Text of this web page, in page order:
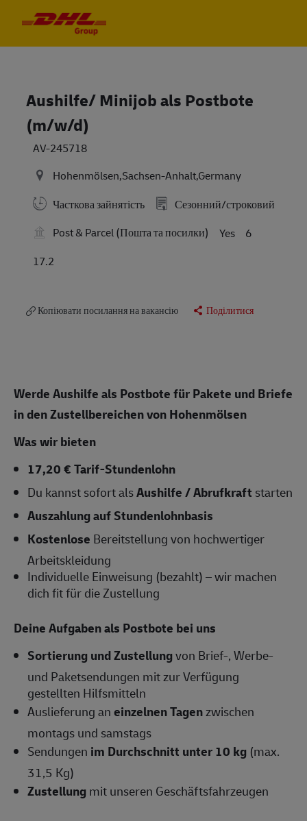
Aushilfe/ Minijob als Postbote
(m/w/d)
AV-245718
Hohenmölsen,Sachsen-Anhalt,Germany
Часткова зайнятість
Сезонний/строковий
Post & Parcel (Пошта та посилки)
Yes
6
17.2
Копіювати посилання на вакансію Поділитися
Werde Aushilfe als Postbote für Pakete und Briefe
in den Zustellbereichen von Hohenmölsen
Was wir bieten
17,20 € Tarif-Stundenlohn
Du kannst sofort alsAushilfe / Abrufkraft starten
Auszahlung auf Stundenlohnbasis
Kostenlose Bereitstellung von hochwertiger
Arbeitskleidung
Individuelle Einweisung (bezahlt) – wir machen
dich fit für die Zustellung
Deine Aufgaben als Postbote bei uns
Sortierung und Zustellungvon Brief-, Werbe-
und Paketsendungen mit zur Verfügung
gestellten Hilfsmitteln
Auslieferung aneinzelnen Tagenzwischen
montags und samstags
Sendungen im Durchschnitt unter 10 kg (max.
31,5 Kg)
Zustellungmit unseren Geschäftsfahrzeugen